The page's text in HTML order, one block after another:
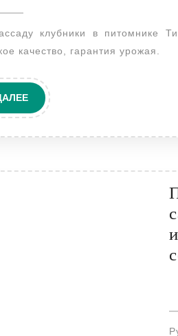
качество, гарантия урожая.
ЧИТАТЬ
ДАЛЕЕ
Руководство по созданию гармонии на